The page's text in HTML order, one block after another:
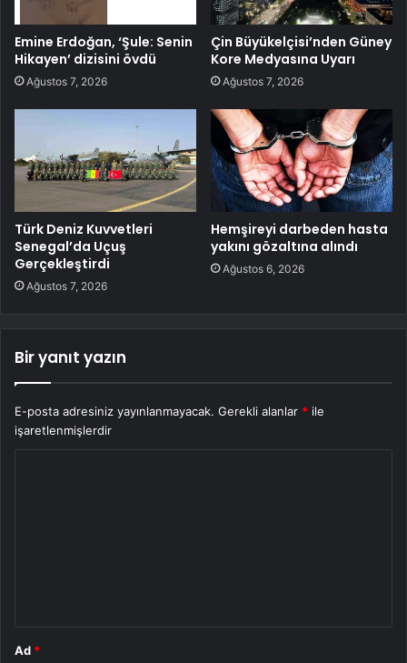
Emine Erdoğan, ‘Şule: Senin
Hikayen’ dizisini övdü
Ağustos 7, 2026
Çin Büyükelçisi’nden Güney
Kore Medyasına Uyarı
Ağustos 7, 2026
Türk Deniz Kuvvetleri
Senegal’da Uçuş
Gerçekleştirdi
Ağustos 7, 2026
Hemşireyi darbeden hasta
yakını gözaltına alındı
Ağustos 6, 2026
Bir yanıt yazın
E-posta adresiniz yayınlanmayacak. Gerekli alanlar * ile
işaretlenmişlerdir
Ad *